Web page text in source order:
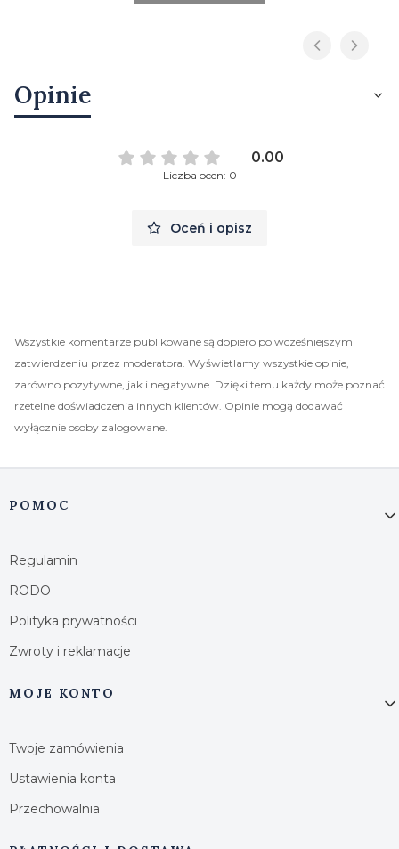
Opinie
0.00
Liczba ocen: 0
Oceń i opisz
Wszystkie komentarze publikowane są dopiero po wcześniejszym
zatwierdzeniu przez moderatora. Wyświetlamy wszystkie opinie,
zarówno pozytywne, jak i negatywne. Dzięki temu każdy może poznać
rzetelne doświadczenia innych klientów. Opinie mogą dodawać
wyłącznie osoby zalogowane.
Linki w stopce
POMOC
Regulamin
RODO
Polityka prywatności
Zwroty i reklamacje
MOJE KONTO
Twoje zamówienia
Ustawienia konta
Przechowalnia